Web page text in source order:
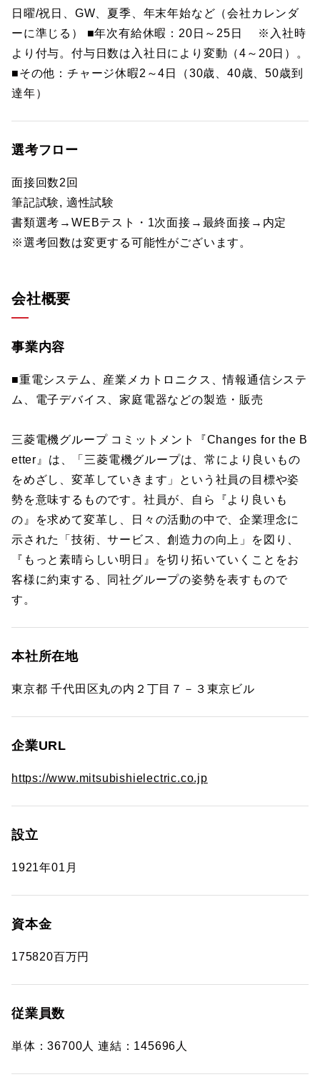
日曜/祝日、GW、夏季、年末年始など（会社カレンダ
ーに準じる） ■年次有給休暇：20日～25日 ※入社時
より付与。付与日数は入社日により変動（4～20日）。
■その他：チャージ休暇2～4日（30歳、40歳、50歳到
達年）
選考フロー
面接回数2回
筆記試験, 適性試験
書類選考→WEBテスト・1次面接→最終面接→内定
※選考回数は変更する可能性がございます。
会社概要
事業内容
■重電システム、産業メカトロニクス、情報通信システ
ム、電子デバイス、家庭電器などの製造・販売
三菱電機グループ コミットメント『Changes for the B
etter』は、「三菱電機グループは、常により良いもの
をめざし、変革していきます」という社員の目標や姿
勢を意味するものです。社員が、自ら『より良いも
の』を求めて変革し、日々の活動の中で、企業理念に
示された「技術、サービス、創造力の向上」を図り、
『もっと素晴らしい明日』を切り拓いていくことをお
客様に約束する、同社グループの姿勢を表すもので
す。
本社所在地
東京都 千代田区丸の内２丁目７－３東京ビル
企業URL
https://www.mitsubishielectric.co.jp
設立
1921年01月
資本金
175820百万円
従業員数
単体：36700人 連結：145696人